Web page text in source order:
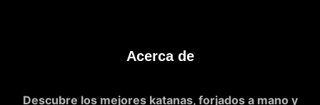
Acerca de
Descubre los mejores katanas, forjados a mano y